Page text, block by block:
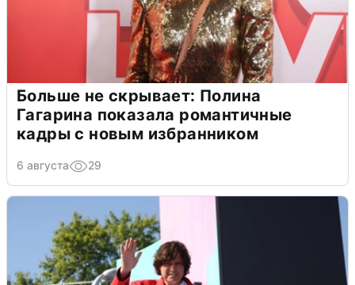
Больше не скрывает: Полина
Гагарина показала романтичные
кадры с новым избранником
6 августа 29